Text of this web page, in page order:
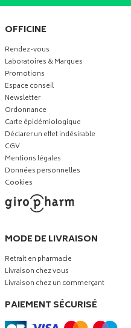
OFFICINE
Rendez-vous
Laboratoires & Marques
Promotions
Espace conseil
Newsletter
Ordonnance
Carte épidémiologique
Déclarer un effet indésirable
CGV
Mentions légales
Données personnelles
Cookies
MODE DE LIVRAISON
Retrait en pharmacie
Livraison chez vous
Livraison chez un commerçant
PAIEMENT SÉCURISÉ